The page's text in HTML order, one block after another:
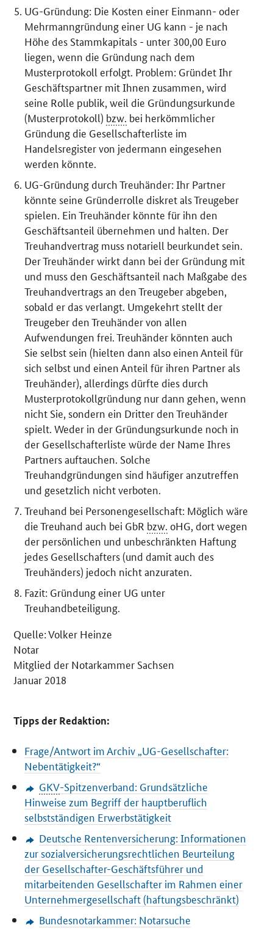
UG-Gründung: Die Kosten einer Einmann- oder
Mehrmanngründung einer UG kann - je nach
Höhe des Stammkapitals - unter 300,00 Euro
liegen, wenn die Gründung nach dem
Musterprotokoll erfolgt. Problem: Gründet Ihr
Geschäftspartner mit Ihnen zusammen, wird
seine Rolle publik, weil die Gründungsurkunde
(Musterprotokoll) bzw. bei herkömmlicher
Gründung die Gesellschafterliste im
Handelsregister von jedermann eingesehen
werden könnte.
UG-Gründung durch Treuhänder: Ihr Partner
könnte seine Gründerrolle diskret als Treugeber
spielen. Ein Treuhänder könnte für ihn den
Geschäftsanteil übernehmen und halten. Der
Treuhandvertrag muss notariell beurkundet sein.
Der Treuhänder wirkt dann bei der Gründung mit
und muss den Geschäftsanteil nach Maßgabe des
Treuhandvertrags an den Treugeber abgeben,
sobald er das verlangt. Umgekehrt stellt der
Treugeber den Treuhänder von allen
Aufwendungen frei. Treuhänder könnten auch
Sie selbst sein (hielten dann also einen Anteil für
sich selbst und einen Anteil für ihren Partner als
Treuhänder), allerdings dürfte dies durch
Musterprotokollgründung nur dann gehen, wenn
nicht Sie, sondern ein Dritter den Treuhänder
spielt. Weder in der Gründungsurkunde noch in
der Gesellschafterliste würde der Name Ihres
Partners auftauchen. Solche
Treuhandgründungen sind häufiger anzutreffen
und gesetzlich nicht verboten.
Treuhand bei Personengesellschaft: Möglich wäre
die Treuhand auch bei GbR bzw. oHG, dort wegen
der persönlichen und unbeschränkten Haftung
jedes Gesellschafters (und damit auch des
Treuhänders) jedoch nicht anzuraten.
Fazit: Gründung einer UG unter
Treuhandbeteiligung.
Quelle: Volker Heinze
Notar
Mitglied der Notarkammer Sachsen
Januar 2018
Tipps der Redaktion:
Frage/Antwort im Archiv „UG-Gesellschafter:
Nebentätigkeit?“
GKV-Spitzenverband: Grundsätzliche
Hinweise zum Begriff der hauptberuflich
selbstständigen Erwerbstätigkeit
Deutsche Rentenversicherung: Informationen
zur sozialversicherungsrechtlichen Beurteilung
der Gesellschafter-Geschäftsführer und
mitarbeitenden Gesellschafter im Rahmen einer
Unternehmergesellschaft (haftungsbeschränkt)
Bundesnotarkammer: Notarsuche